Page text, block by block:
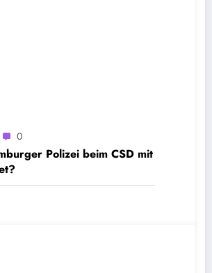
0
Polizei beim CSD mit